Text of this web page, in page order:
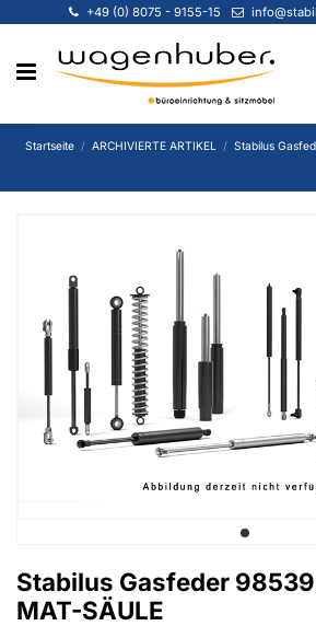
+49 (0) 8075 - 9155-15
Startseite ARCHIVIERTE ARTIKEL
Stabilus
Stabilus Gasfeder
MAT-SÄULE